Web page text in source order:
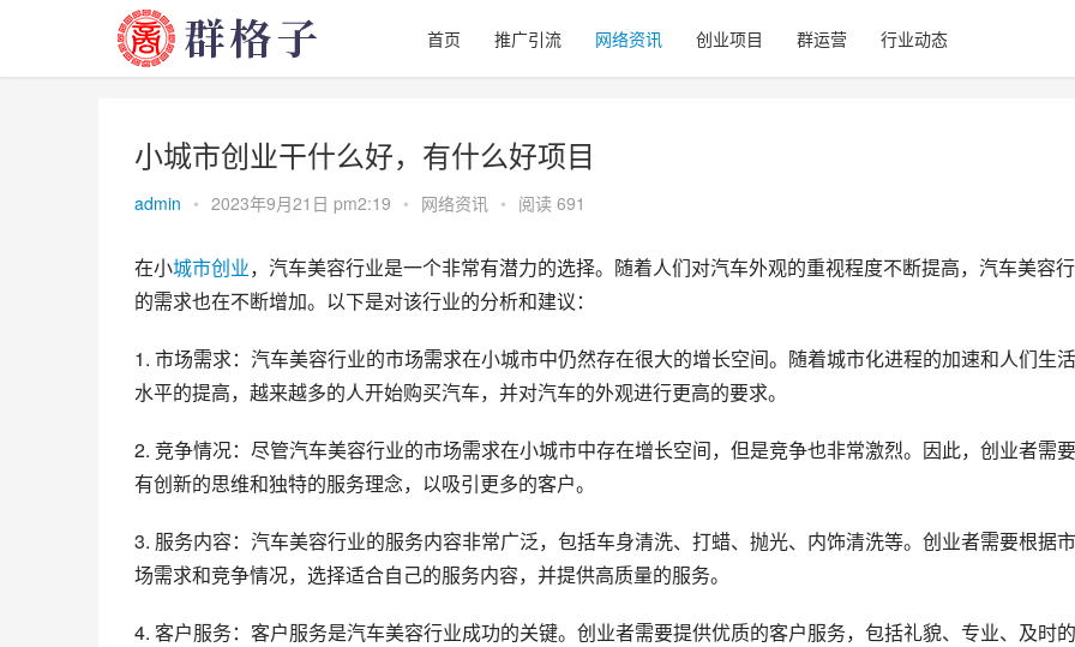
首页 推广引流 网络资讯 创业项目 群运营 行业动态
小城市创业干什么好，有什么好项目
admin • 2023年9月21日 pm2:19 • 网络资讯 • 阅读 691
在小城市创业，汽车美容行业是一个非常有潜力的选择。随着人们对汽车外观的重视程度不断提高，汽车美容
的需求也在不断增加。以下是对该行业的分析和建议：
1. 市场需求：汽车美容行业的市场需求在小城市中仍然存在很大的增长空间。随着城市化进程的加速和人们生活
水平的提高，越来越多的人开始购买汽车，并对汽车的外观进行更高的要求。
2. 竞争情况：尽管汽车美容行业的市场需求在小城市中存在增长空间，但是竞争也非常激烈。因此，创业者需要
有创新的思维和独特的服务理念，以吸引更多的客户。
3. 服务内容：汽车美容行业的服务内容非常广泛，包括车身清洗、打蜡、抛光、内饰清洗等。创业者需要根据市
场需求和竞争情况，选择适合自己的服务内容，并提供高质量的服务。
4. 客户服务：客户服务是汽车美容行业成功的关键。创业者需要提供优质的客户服务，包括礼貌、专业、及时的